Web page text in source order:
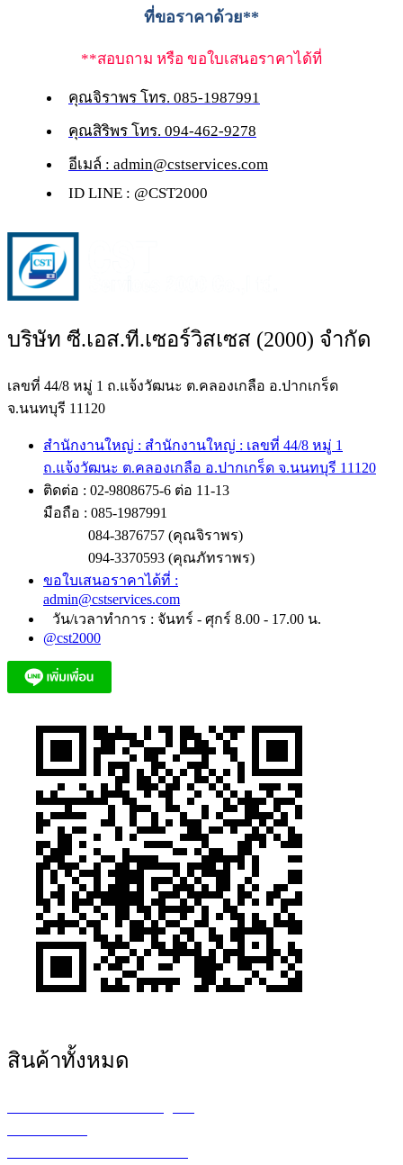
ที่ขอราคาด้วย**
**สอบถาม หรือ ขอใบเสนอราคาได้ที่
คุณจิราพร โทร. 085-1987991
คุณสิริพร โทร. 094-462-9278
อีเมล์ : admin@cstservices.com
ID LINE : @CST2000
บริษัท ซี.เอส.ที.เซอร์วิสเซส (2000) จำกัด
เลขที่ 44/8 หมู่ 1 ถ.แจ้งวัฒนะ ต.คลองเกลือ อ.ปากเกร็ด
จ.นนทบุรี 11120
สำนักงานใหญ่ : สำนักงานใหญ่ : เลขที่ 44/8 หมู่ 1
ถ.แจ้งวัฒนะ ต.คลองเกลือ อ.ปากเกร็ด จ.นนทบุรี 11120
ติดต่อ : 02-9808675-6 ต่อ 11-13
มือถือ : 085-1987991
084-3876757 (คุณจิราพร)
094-3370593 (คุณภัทราพร)
ขอใบเสนอราคาได้ที่ :
admin@cstservices.com
วัน/เวลาทำการ : จันทร์ - ศุกร์ 8.00 - 17.00 น.
@cst2000
สินค้าทั้งหมด